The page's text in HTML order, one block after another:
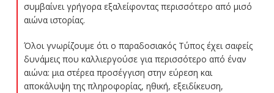
συμβαίνει γρήγορα εξαλείφοντας περισσότερο από μισό
αιώνα ιστορίας.
Όλοι γνωρίζουμε ότι ο παραδοσιακός Τύπος έχει σαφείς
δυνάμεις που καλλιεργούσε για περισσότερο από έναν
αιώνα: μια στέρεα προσέγγιση στην εύρεση και
αποκάλυψη της πληροφορίας, ηθική, εξειδίκευση,